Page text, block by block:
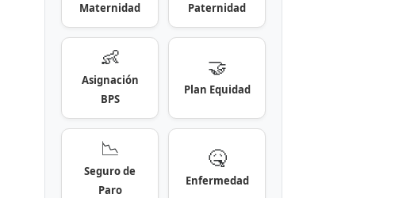
Maternidad Paternidad
👶
Asignación
BPS
🤝
Plan Equidad
📉
Seguro de
Paro
🤒
Enfermedad